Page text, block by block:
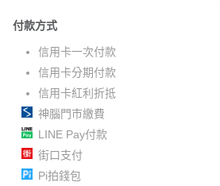
付款方式
信用卡一次付款
信用卡分期付款
信用卡紅利折抵
神腦門市繳費
LINE Pay付款
街口支付
Pi拍錢包